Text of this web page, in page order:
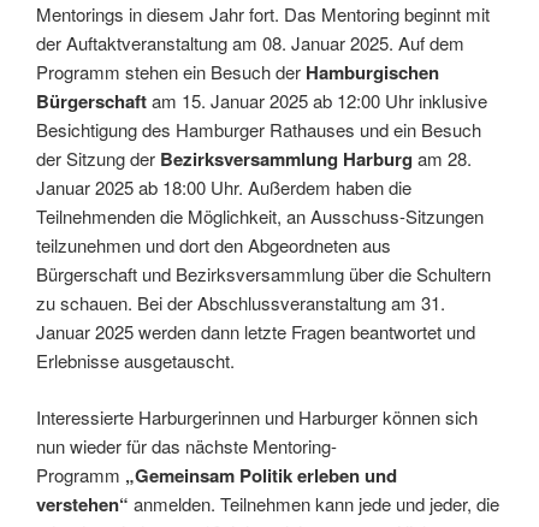
Mentorings in diesem Jahr fort. Das Mentoring beginnt mit
der Auftaktveranstaltung am 08. Januar 2025. Auf dem
Programm stehen ein Besuch der Hamburgischen
Bürgerschaftam 15. Januar 2025 ab 12:00 Uhr inklusive
Besichtigung des Hamburger Rathauses und ein Besuch
der Sitzung der Bezirksversammlung Harburg am 28.
Januar 2025 ab 18:00 Uhr. Außerdem haben die
Teilnehmenden die Möglichkeit, an Ausschuss-Sitzungen
teilzunehmen und dort den Abgeordneten aus
Bürgerschaft und Bezirksversammlung über die Schultern
zu schauen. Bei der Abschlussveranstaltung am 31.
Januar 2025 werden dann letzte Fragen beantwortet und
Erlebnisse ausgetauscht.
Interessierte Harburgerinnen und Harburger können sich
nun wieder für das nächste Mentoring-
Programm „Gemeinsam Politik erleben und
verstehen“ anmelden. Teilnehmen kann jede und jeder, die